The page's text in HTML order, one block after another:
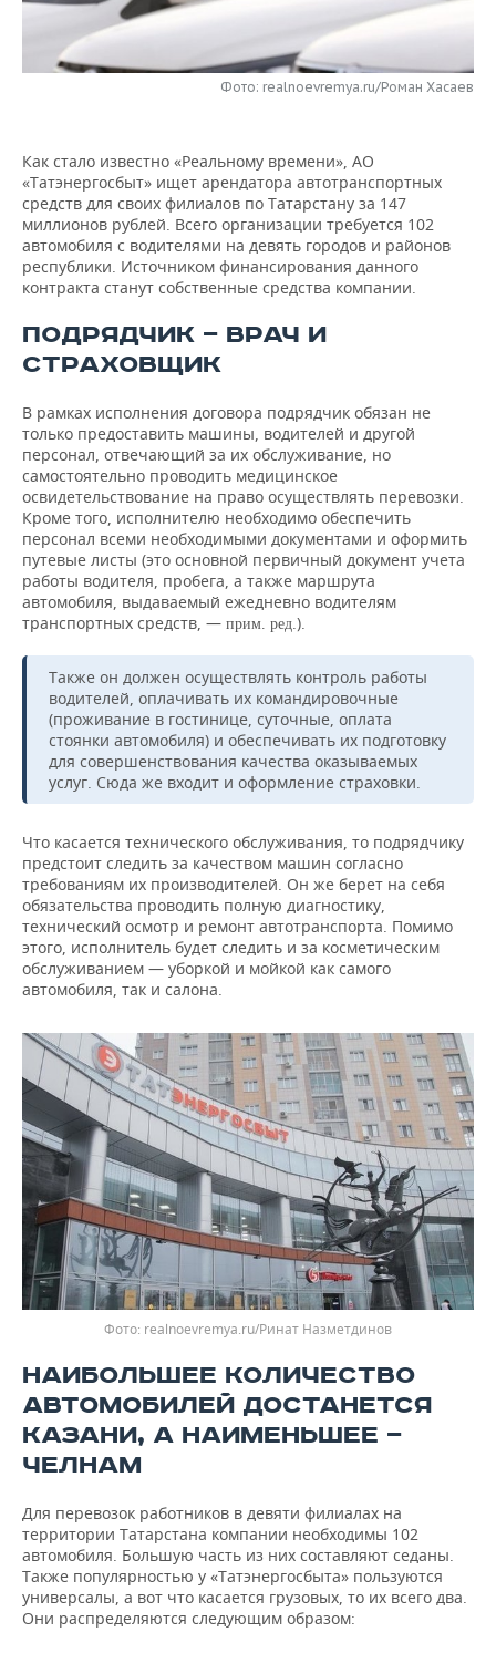
НЕФТЕХИМИЯ
НЕФТЬ
ЭНЕРГЕТИКА
РОЗНИЧНАЯ ТОРГОВЛЯ
НОВОСТИ ТЕХНОЛОГИЙ
ТЕЛЕКОММУНИКАЦИИ
МЕРОПРИЯТИЯ
НОВОСТИ МЕРОПРИЯТИЙ
БИЗНЕС-БРАНЧИ
ONLINE-КОНФЕРЕНЦИИ
ОТКРЫТАЯ ЛЕКЦИЯ
ФУТБОЛ
ХОККЕЙ
БАСКЕТБОЛ
ВОЛЕЙБОЛ
ФИГУРНОЕ КАТАНИЕ
ВОДНЫЕ ВИДЫ СПОРТА
ХОККЕЙ С МЯЧОМ
НОВОСТИ ОБЩЕСТВА
ВЛАСТЬ
ИНФРАСТРУКТУРА
ИСТОРИЯ
МЕДИЦИНА
ОБРАЗОВАНИЕ
ПРОИСШЕСТВИЯ
ФОТОГАЛЕРЕЯ
СЮЖЕТЫ
СПРАВОЧНИК
СПИСОК ПЕРСОН
ПОЛНАЯ ВЕРСИЯ
Фото: realnoevremya.ru/Роман Хасаев
Как стало известно «Реальному времени», АО
«Татэнергосбыт» ищет арендатора автотранспортных
средств для своих филиалов по Татарстану за 147
миллионов рублей. Всего организации требуется 102
автомобиля с водителями на девять городов и районов
республики. Источником финансирования данного
контракта станут собственные средства компании.
ПОДРЯДЧИК — ВРАЧ И
СТРАХОВЩИК
В рамках исполнения договора подрядчик обязан не
только предоставить машины, водителей и другой
персонал, отвечающий за их обслуживание, но
самостоятельно проводить медицинское
освидетельствование на право осуществлять перевозки.
Кроме того, исполнителю необходимо обеспечить
персонал всеми необходимыми документами и оформить
путевые листы (это основной первичный документ учета
работы водителя, пробега, а также маршрута
автомобиля, выдаваемый ежедневно водителям
транспортных средств, — прим. ред.).
Также он должен осуществлять контроль работы
водителей, оплачивать их командировочные
(проживание в гостинице, суточные, оплата
стоянки автомобиля) и обеспечивать их подготовку
для совершенствования качества оказываемых
услуг. Сюда же входит и оформление страховки.
Что касается технического обслуживания, то подрядчику
предстоит следить за качеством машин согласно
требованиям их производителей. Он же берет на себя
обязательства проводить полную диагностику,
технический осмотр и ремонт автотранспорта. Помимо
этого, исполнитель будет следить и за косметическим
обслуживанием — уборкой и мойкой как самого
автомобиля, так и салона.
Фото: realnoevremya.ru/Ринат Назметдинов
НАИБОЛЬШЕЕ КОЛИЧЕСТВО
АВТОМОБИЛЕЙ ДОСТАНЕТСЯ
КАЗАНИ, А НАИМЕНЬШЕЕ —
ЧЕЛНАМ
Для перевозок работников в девяти филиалах на
территории Татарстана компании необходимы 102
автомобиля. Большую часть из них составляют седаны.
Также популярностью у «Татэнергосбыта» пользуются
универсалы, а вот что касается грузовых, то их всего два.
Они распределяются следующим образом: